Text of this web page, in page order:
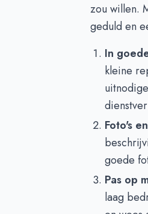
zou willen.
geduld en
In
kleine
Foto's
goede
Pas op
laag